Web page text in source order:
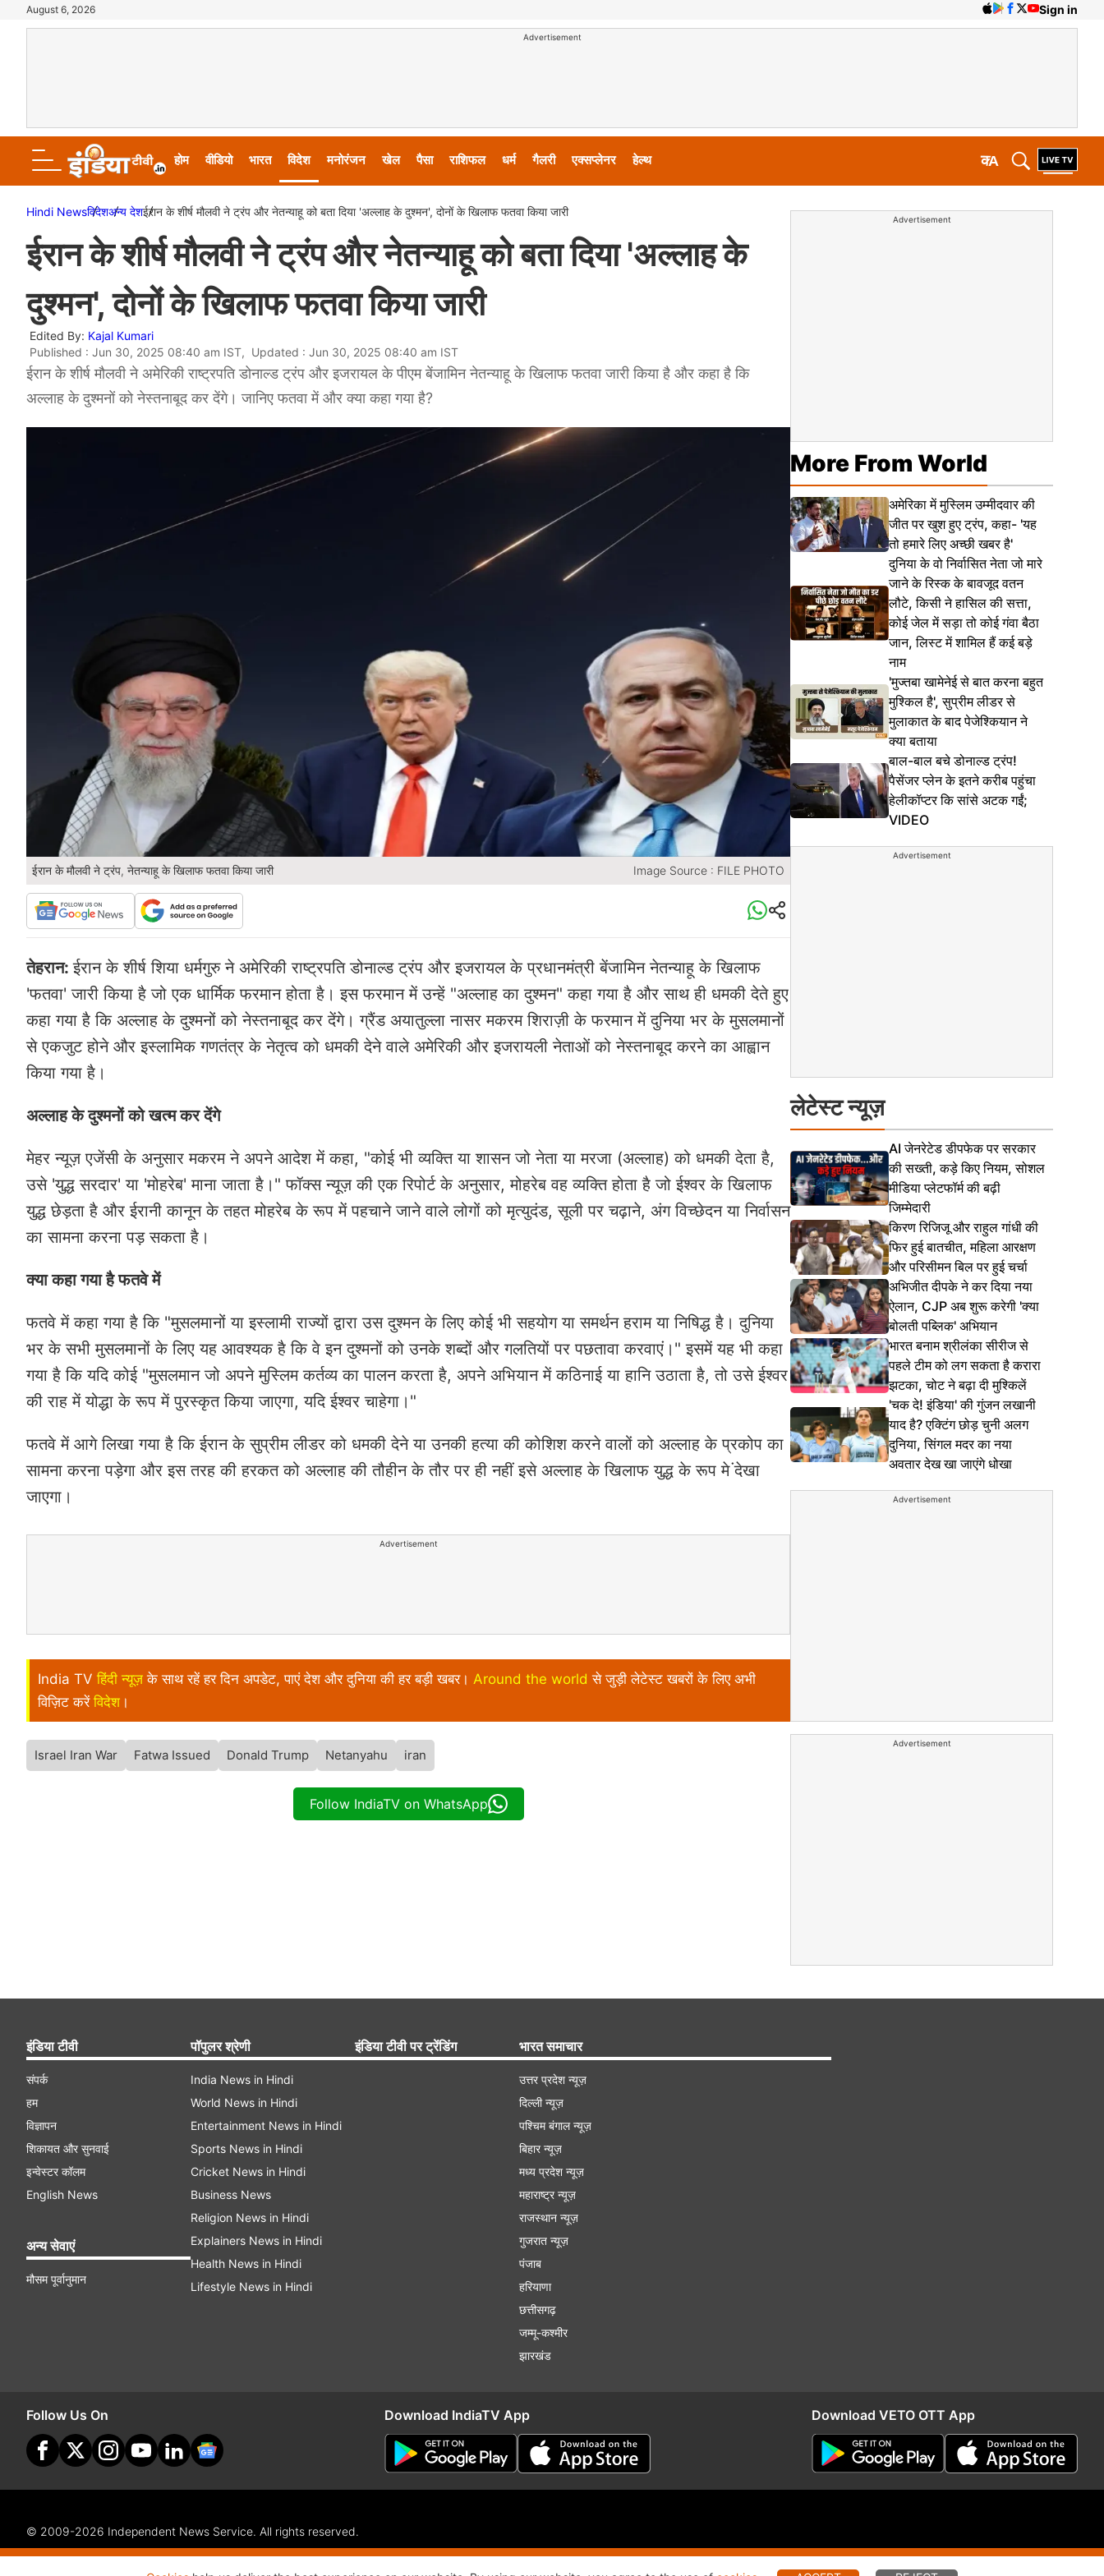
August 6, 2026 Sign in
Advertisement
होम वीडियो भारत विदेश मनोरंजन खेल पैसा राशिफल धर्म गैलरी एक्सप्लेनर हेल्थ A
क
Hindi Newsविदेशअन्य देशईरान के शीर्ष मौलवी ने ट्रंप और नेतन्याहू को बता दिया 'अल्लाह के दुश्मन', दोनों के खिलाफ फतवा किया जारी
ईरान के शीर्ष मौलवी ने ट्रंप और नेतन्याहू को बता दिया 'अल्लाह के
दुश्मन', दोनों के खिलाफ फतवा किया जारी
Edited By: Kajal Kumari
Published : Jun 30, 2025 08:40 am IST, Updated : Jun 30, 2025 08:40 am IST
ईरान के शीर्ष मौलवी ने अमेरिकी राष्ट्रपति डोनाल्ड ट्रंप और इजरायल के पीएम बेंजामिन नेतन्याहू के खिलाफ फतवा जारी किया है और कहा है कि
अल्लाह के दुश्मनों को नेस्तनाबूद कर देंगे। जानिए फतवा में और क्या कहा गया है?
ईरान के मौलवी ने ट्रंप, नेतन्याहू के खिलाफ फतवा किया जारी Image Source : FILE PHOTO
तेहरान:ईरान के शीर्ष शिया धर्मगुरु ने अमेरिकी राष्ट्रपति डोनाल्ड ट्रंप और इजरायल के प्रधानमंत्री बेंजामिन नेतन्याहू के खिलाफ
'फतवा' जारी किया है जो एक धार्मिक फरमान होता है। इस फरमान में उन्हें "अल्लाह का दुश्मन" कहा गया है और साथ ही धमकी देते हुए
कहा गया है कि अल्लाह के दुश्मनों को नेस्तनाबूद कर देंगे। ग्रैंड अयातुल्ला नासर मकरम शिराज़ी के फरमान में दुनिया भर के मुसलमानों
से एकजुट होने और इस्लामिक गणतंत्र के नेतृत्व को धमकी देने वाले अमेरिकी और इजरायली नेताओं को नेस्तनाबूद करने का आह्वान
किया गया है।
अल्लाह के दुश्मनों को खत्म कर देंगे
मेहर न्यूज़ एजेंसी के अनुसार मकरम ने अपने आदेश में कहा, "कोई भी व्यक्ति या शासन जो नेता या मरजा (अल्लाह) को धमकी देता है,
उसे 'युद्ध सरदार' या 'मोहरेब' माना जाता है।" फॉक्स न्यूज़ की एक रिपोर्ट के अनुसार, मोहरेब वह व्यक्ति होता है जो ईश्वर के खिलाफ
युद्ध छेड़ता है और ईरानी कानून के तहत मोहरेब के रूप में पहचाने जाने वाले लोगों को मृत्युदंड, सूली पर चढ़ाने, अंग विच्छेदन या निर्वासन
का सामना करना पड़ सकता है।
क्या कहा गया है फतवे में
फतवे में कहा गया है कि "मुसलमानों या इस्लामी राज्यों द्वारा उस दुश्मन के लिए कोई भी सहयोग या समर्थन हराम या निषिद्ध है। दुनिया
भर के सभी मुसलमानों के लिए यह आवश्यक है कि वे इन दुश्मनों को उनके शब्दों और गलतियों पर पछतावा करवाएं।" इसमें यह भी कहा
गया है कि यदि कोई "मुसलमान जो अपने मुस्लिम कर्तव्य का पालन करता है, अपने अभियान में कठिनाई या हानि उठाता है, तो उसे ईश्वर
की राह में योद्धा के रूप में पुरस्कृत किया जाएगा, यदि ईश्वर चाहेगा।"
फ​तवे में आगे लिखा गया है कि ईरान के सुप्रीम लीडर को धमकी देने या उनकी हत्या की कोशिश करने वालों को अल्लाह के प्रकोप का
सामना करना पड़ेगा और इस तरह की हरकत को अल्लाह की तौहीन के तौर पर ही नहीं इसे अल्लाह के खिलाफ युद्ध के रूप मे ंदेखा
जाएगा।
Advertisement
India TV हिंदी न्यूज़ के साथ रहें हर दिन अपडेट, पाएं देश और दुनिया की हर बड़ी खबर। Around the world से जुड़ी लेटेस्ट खबरों के लिए अभी
विज़िट करें विदेश ।
Israel Iran War Fatwa Issued Donald Trump Netanyahu iran
Follow IndiaTV on WhatsApp
Advertisement
More From World
अमेरिका में मुस्लिम उम्मीदवार की
जीत पर खुश हुए ट्रंप, कहा- 'यह
तो हमारे लिए अच्छी खबर है'
दुनिया के वो निर्वासित नेता जो मारे
जाने के रिस्क के बावजूद वतन
लौटे, किसी ने हासिल की सत्ता,
कोई जेल में सड़ा तो कोई गंवा बैठा
जान, लिस्ट में शामिल हैं कई बड़े
नाम
'मुज्तबा खामेनेई से बात करना बहुत
मुश्किल है', सुप्रीम लीडर से
मुलाकात के बाद पेजेश्कियान ने
क्या बताया
बाल-बाल बचे डोनाल्ड ट्रंप!
पैसेंजर प्लेन के इतने करीब पहुंचा
हेलीकॉप्टर कि सांसे अटक गईं;
VIDEO
Advertisement
लेटेस्ट न्यूज़
AI जेनरेटेड डीपफेक पर सरकार
की सख्ती, कड़े किए नियम, सोशल
मीडिया प्लेटफॉर्म की बढ़ी
जिम्मेदारी
किरण रिजिजू और राहुल गांधी की
फिर हुई बातचीत, महिला आरक्षण
और परिसीमन बिल पर हुई चर्चा
अभिजीत दीपके ने कर दिया नया
ऐलान, CJP अब शुरू करेगी 'क्या
बोलती पब्लिक' अभियान
भारत बनाम श्रीलंका सीरीज से
पहले टीम को लग सकता है करारा
झटका, चोट ने बढ़ा दी मुश्किलें
'चक दे! इंडिया' की गुंजन लखानी
याद है? एक्टिंग छोड़ चुनी अलग
दुनिया, सिंगल मदर का नया
अवतार देख खा जाएंगे धोखा
Advertisement
Advertisement
इंडिया टीवी
संपर्क
हम
विज्ञापन
शिकायत और सुनवाई
इन्वेस्टर कॉलम
English News
अन्य सेवाएं
मौसम पूर्वानुमान
पॉपुलर श्रेणी
India News in Hindi
World News in Hindi
Entertainment News in Hindi
Sports News in Hindi
Cricket News in Hindi
Business News
Religion News in Hindi
Explainers News in Hindi
Health News in Hindi
Lifestyle News in Hindi
इंडिया टीवी पर ट्रेंडिंग भारत समाचार
उत्तर प्रदेश न्यूज़
दिल्ली न्यूज़
पश्चिम बंगाल न्यूज़
बिहार न्यूज़
मध्य प्रदेश न्यूज़
महाराष्ट्र न्यूज़
राजस्थान न्यूज़
गुजरात न्यूज़
पंजाब
हरियाणा
छत्तीसगढ़
जम्मू-कश्मीर
झारखंड
Follow Us On Download IndiaTV App Download VETO OTT App
© 2009-2026 Independent News Service. All rights reserved.
Site Map
Terms Of Use Privacy Policy CSR Policy Complaint Redressal RSS RIO
Distribution